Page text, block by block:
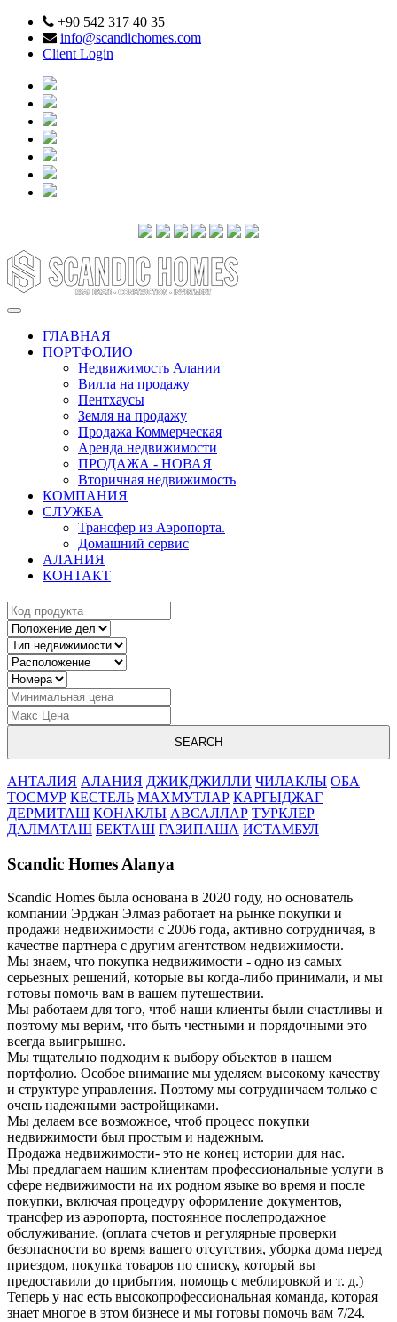
+90 542 317 40 35
info@scandichomes.com
Client Login
ГЛАВНАЯ
ПОРТФОЛИО
Недвижимость Алании
Вилла на продажу
Пентхаусы
Земля на продажу
Продажа Коммерческая
Аренда недвижимости
ПРОДАЖА - НОВАЯ
Вторичная недвижимость
КОМПАНИЯ
СЛУЖБА
Трансфер из Аэропорта.
Домашний сервис
АЛАНИЯ
КОНТАКТ
SEARCH
АНТАЛИЯ АЛАНИЯ ДЖИКДЖИЛЛИ ЧИЛАКЛЫ ОБА
ТОСМУР КЕСТЕЛЬ МАХМУТЛАР КАРГЫДЖАГ
ДЕРМИТАШ КОНАКЛЫ АВСАЛЛАР ТУРКЛЕР
ДАЛМАТАШ БЕКТАШ ГАЗИПАША ИСТАМБУЛ
Scandic Homes Alanya
Scandic Homes была основана в 2020 году, но основатель
компании Эрджан Элмаз работает на рынке покупки и
продажи недвижимости с 2006 года, активно сотрудничая, в
качестве партнера с другим агентством недвижимости.
Мы знаем, что покупка недвижимости - одно из самых
серьезных решений, которые вы когда-либо принимали, и мы
готовы помочь вам в вашем путешествии.
Мы работаем для того, чтоб наши клиенты были счастливы и
поэтому мы верим, что быть честными и порядочными это
всегда выигрышно.
Мы тщательно подходим к выбору объектов в нашем
портфолио. Особое внимание мы уделяем высокому качеству
и структуре управления. Поэтому мы сотрудничаем только с
очень надежными застройщиками.
Мы делаем все возможное, чтоб процесс покупки
недвижимости был простым и надежным.
Продажа недвижимости- это не конец истории для нас.
Мы предлагаем нашим клиентам профессиональные услуги в
сфере недвижимости на их родном языке во время и после
покупки, включая процедуру оформление документов,
трансфер из аэропорта, постоянное послепродажное
обслуживание. (оплата счетов и регулярные проверки
безопасности во время вашего отсутствия, уборка дома перед
приездом, покупка товаров по списку, который вы
предоставили до прибытия, помощь с меблировкой и т. д.)
Теперь у нас есть высокопрофессиональная команда, которая
знает многое в этом бизнесе и мы готовы помочь вам 7/24.